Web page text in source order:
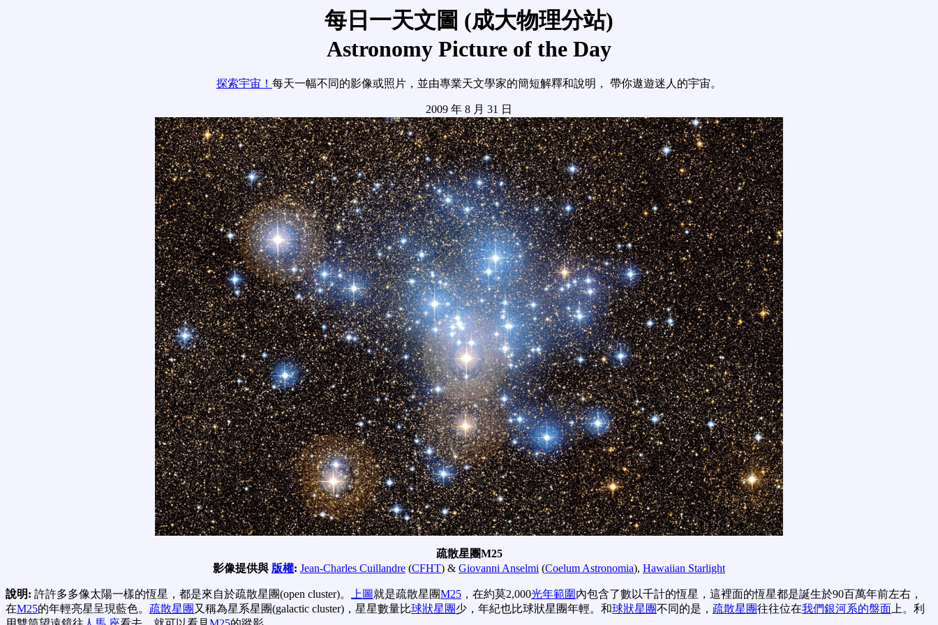
每日一天文圖 (成大物理分站)
Astronomy Picture of the Day
探索宇宙！ 每天一幅不同的影像或照片，並由專業天文學家的簡短解釋和說明， 帶你遨遊迷人的宇宙。
2009 年 8 月 31 日
疏散星團M25
影像提供與 版權: Jean-Charles Cuillandre (CFHT) & Giovanni Anselmi (Coelum Astronomia), Hawaiian Starlight
說明: 許許多多像太陽一樣的恆星，都是來自於疏散星團(open cluster)。 上圖就是疏散星團M25 ，在約莫2,000光年範圍內包含了數以千計的恆星，這裡面的恆星都是誕生於90百萬年前左右，
在M25的年輕亮星呈現藍色。 疏散星團 又稱為星系星團(galactic cluster)，星星數量比球狀星團少，年紀也比球狀星團年輕。和球狀星團不同的是， 疏散星團往往位在我們銀河系的盤面上。利